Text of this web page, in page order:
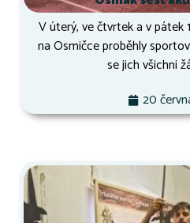
V úterý, ve čtvrtek a v pátek
na Osmičce proběhly
se jich všichni
20